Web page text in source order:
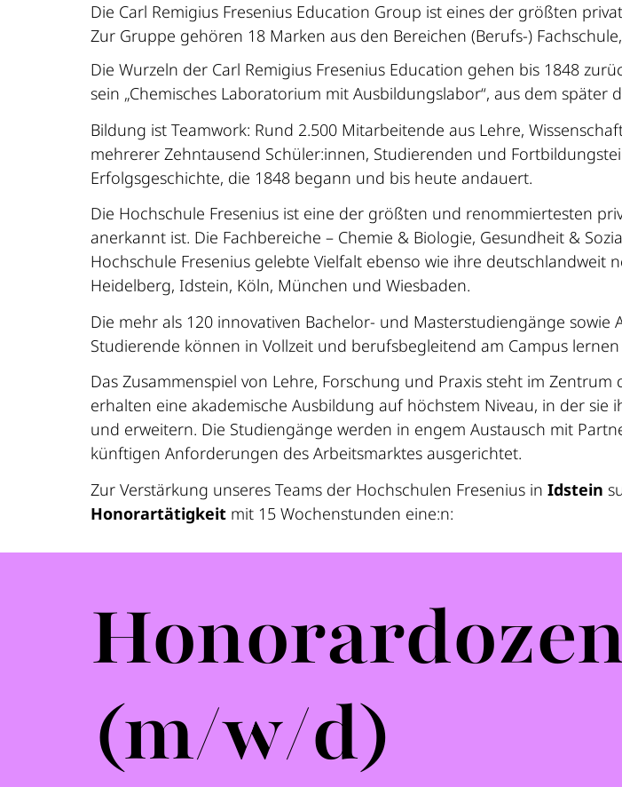
(m/w/d)
Die Carl Remigius Fresenius Education Group ist eines der größten
Zur Gruppe gehören 18 Marken aus den Bereichen (Berufs-)
Die Wurzeln der Carl Remigius Fresenius Education gehen bis 1848
sein „Chemisches Laboratorium mit Ausbildungslabor“, aus dem
Bildung ist Teamwork: Rund 2.500 Mitarbeitende aus Lehre,
mehrerer Zehntausend Schüler:innen, Studierenden und
Erfolgsgeschichte, die 1848 begann und bis heute andauert.
Die Hochschule Fresenius ist eine der größten und renommiertesten
anerkannt ist. Die Fachbereiche – Chemie & Biologie, Gesundheit &
Hochschule Fresenius gelebte Vielfalt ebenso wie ihre
Heidelberg, Idstein, Köln, München und Wiesbaden.
Die mehr als 120 innovativen Bachelor- und Masterstudiengänge
Studierende können in Vollzeit und berufsbegleitend am Campus
Das Zusammenspiel von Lehre, Forschung und Praxis steht im
erhalten eine akademische Ausbildung auf höchstem Niveau, in der
und erweitern. Die Studiengänge werden in engem Austausch mit
künftigen Anforderungen des Arbeitsmarktes ausgerichtet.
Zur Verstärkung unseres Teams der Hochschulen Fresenius in Idstein
Honorartätigkeit mit 15 Wochenstunden eine:n: